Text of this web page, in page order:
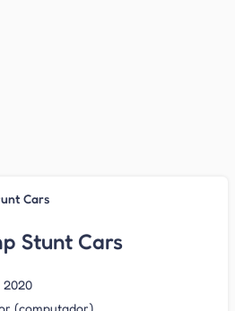
Cars
Stunt Cars
2020
(computador)